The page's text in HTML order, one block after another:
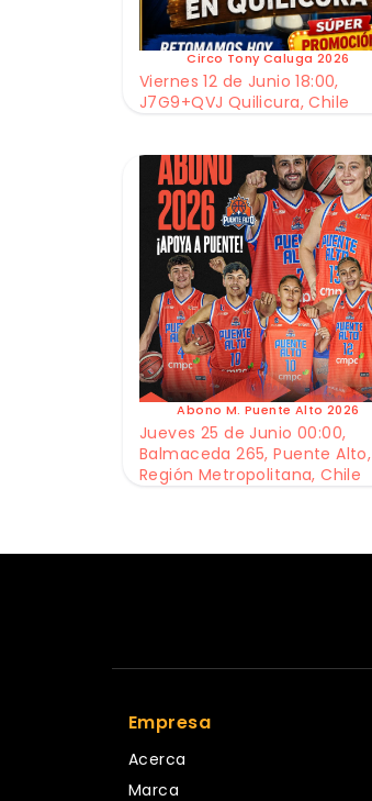
Circo Tony Caluga 2026
Viernes 12 de Junio 18:00,
J7G9+QVJ Quilicura, Chile
Abono M. Puente Alto 2026
Jueves 25 de Junio 00:00,
Balmaceda 265, Puente Alto,
Región Metropolitana, Chile
Empresa
Acerca
Marca